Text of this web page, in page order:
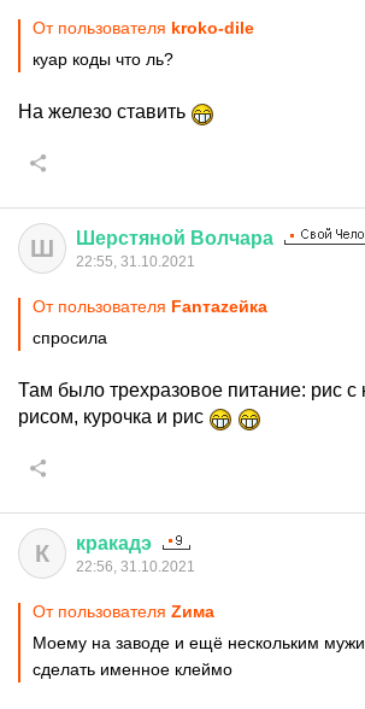
От пользователя kroko-dile
куар коды что ль?
На железо ставить
Ш Шерстяной Волчара
22:55, 31.10.2021
От пользователя Fanтаzeйкa
спросила
Там было трехразовое питание: рис с
рисом, курочка и рис
К кракадэ
22:56, 31.10.2021
От пользователя Zима
Моему на заводе и ещё нескольким
сделать именное клеймо